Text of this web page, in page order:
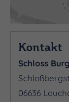
Kontakt
Schloss
06636